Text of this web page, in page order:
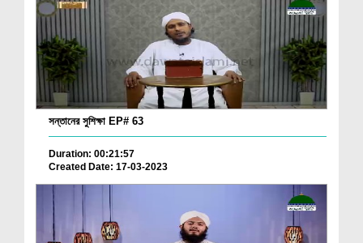
সন্তানের সুশিক্ষা EP# 63
Duration: 00:21:57
Created Date: 17-03-2023